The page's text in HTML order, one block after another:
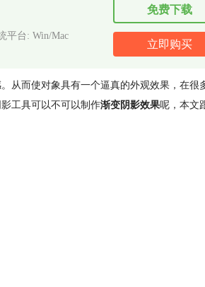
平台: Win/Mac
免费下载
立即购买
从而使对象具有一个逼真的外观效果，在很
工具可以不可以制作渐变阴影效果呢，本文